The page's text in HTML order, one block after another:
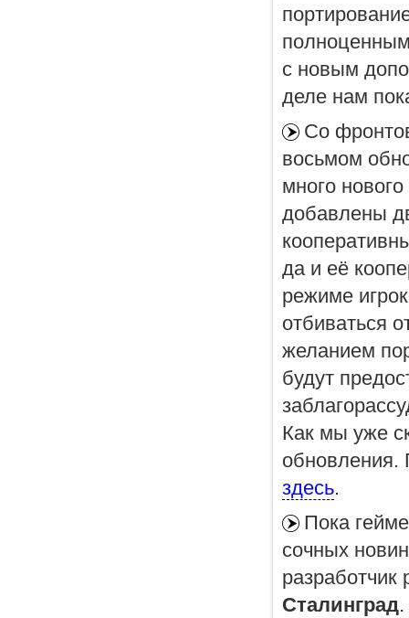
с новым
деле нам
Со
восьмом
много
добавлены
да и её
режиме
отбиваться
желанием
будут
Как мы уже
обновления.
здесь.
Пока
сочных
разработчик
Сталинград.